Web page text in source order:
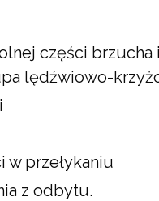
części brzucha i
lędźwiowo-
w przełykaniu
z odbytu.